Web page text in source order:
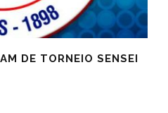
DE TORNEIO SENSEI